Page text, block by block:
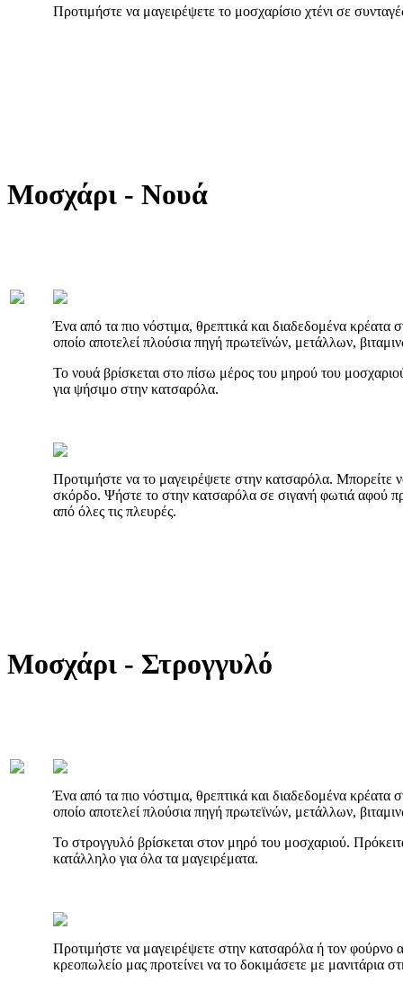
Προτιμήστε να μαγειρέψετε το μοσχαρίσιο χτένι σε
Μοσχάρι - Νουά
Ένα από τα πιο νόστιμα, θρεπτικά και διαδεδομένα κρέατα
οποίο αποτελεί πλούσια πηγή πρωτεϊνών, μετάλλων,
Το νουά βρίσκεται στο πίσω μέρος του μηρού του
για ψήσιμο στην κατσαρόλα.
Προτιμήστε να το μαγειρέψετε στην κατσαρόλα. Μπορείτε
σκόρδο. Ψήστε το στην κατσαρόλα σε σιγανή φωτιά αφού
από όλες τις πλευρές.
Μοσχάρι - Στρογγυλό
Ένα από τα πιο νόστιμα, θρεπτικά και διαδεδομένα κρέατα
οποίο αποτελεί πλούσια πηγή πρωτεϊνών, μετάλλων,
Το στρογγυλό βρίσκεται στον μηρό του μοσχαριού.
κατάλληλο για όλα τα μαγειρέματα.
Προτιμήστε να μαγειρέψετε στην κατσαρόλα ή τον φούρνο
κρεοπωλείο μας προτείνει να το δοκιμάσετε με μανιτάρια